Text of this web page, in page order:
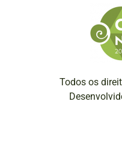
Todos os